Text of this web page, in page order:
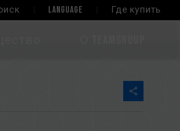
LANGUAGE Где купить